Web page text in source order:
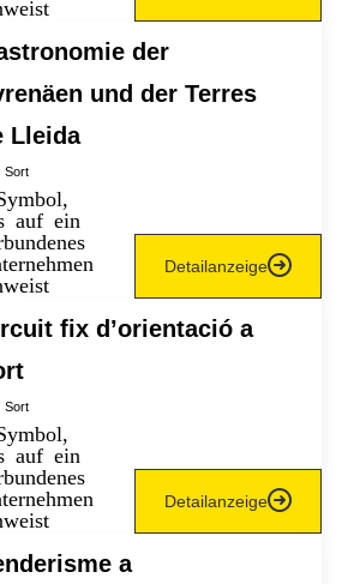
der
und der Terres
Lleida
Sort
Detailanzeige
fix d’orientació a
Sort
Detailanzeige
a